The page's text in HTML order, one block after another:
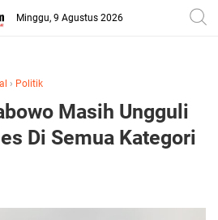
Minggu, 9 Agustus 2026
› Politik
Masih Ungguli
Di Semua Kategori